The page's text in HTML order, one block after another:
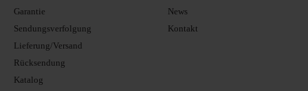
Garantie
Sendungsverfolgung
Lieferung/Versand
Rücksendung
Katalog
News
Kontakt